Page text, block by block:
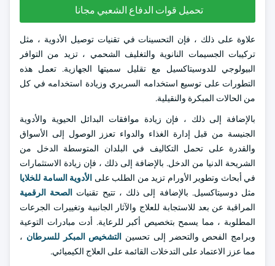
تحميل قوات الدفاع الشعبي مجانا
علاوة على ذلك ، فإن التحسينات في تقنيات توصيل الأدوية ، مثل
تركيبات الجسيمات النانوية والتغليف الشحمي ، تزيد من التوافر
البيولوجي للدوسيتاكسيل مع تقليل سميتها الجهازية. تعمل هذه
التطورات على توسيع استخدامه السريري وزيادة استخدامه في كل
من الحالات المبكرة والنقيلية.
بالإضافة إلى ذلك ، فإن زيادة موافقات البدائل الحيوية والأدوية
الجنيسة من قبل إدارة الغذاء والدواء تعزز الوصول إلى الأسواق
والقدرة على تحمل التكاليف في البلدان المتوسطة الدخل من
الشريحة الدنيا من الدخل. بالإضافة إلى ذلك ، فإن زيادة الاستثمارات
في أبحاث وتطوير الأورام تزيد من الطلب على الأدوية السامة للخلايا
مثل دوسيتاكسيل. بالإضافة إلى ذلك ، تتيح تقنيات الصحة الرقمية
المراقبة عن بعد للاستجابة للعلاج والآثار الجانبية وتغييرات الجرعات
المطلوبة ، مما يسمح بتخصيص أكبر للرعاية. أدت مبادرات التوعية
وبرامج الفحص والتحضر إلى تحسين التشخيص المبكر للسرطان ،
مما عزز الاعتماد على التدخلات القائمة على العلاج الكيميائي.